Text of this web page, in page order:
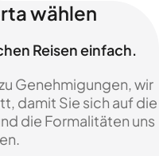
wählen
Reisen einfach.
Genehmigungen, wir
damit Sie sich auf die
die Formalitäten uns